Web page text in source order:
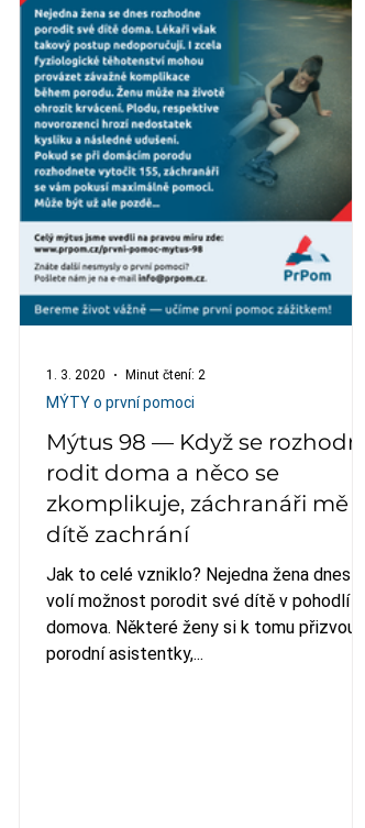
Mýtus 98 — Když se rozhodnu
rodit doma a něco se
zkomplikuje, záchranáři mě i
dítě zachrání
Jak to celé vzniklo? Nejedna žena dnes
volí možnost porodit své dítě v pohodlí
domova. Některé ženy si k tomu přizvou
porodní asistentky,...
MÝTY o první pomoci
1. 3. 2020 Minut čtení: 2